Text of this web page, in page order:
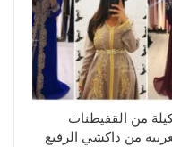
من القفيطنات
من داكشي الرفيع